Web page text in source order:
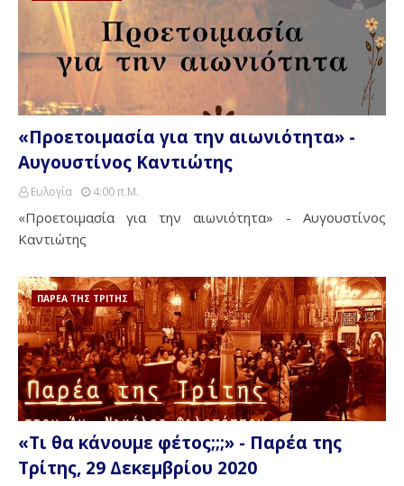
«Προετοιμασία για την αιωνιότητα» -
Αυγουστίνος Καντιώτης
Ευλογία 4:00 Π.μ.
«Προετοιμασία για την αιωνιότητα» - Αυγουστίνος
Καντιώτης
ΠΑΡΕΑ ΤΗΣ ΤΡΙΤΗΣ
«Τι θα κάνουμε φέτος;;;» - Παρέα της
Τρίτης, 29 Δεκεμβρίου 2020